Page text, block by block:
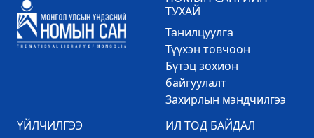
ТУХАЙ
Танилцуулга
Түүхэн товчоон
Бүтэц зохион
байгуулалт
Захирлын мэндчилгээ
ҮЙЛЧИЛГЭЭ
ИЛ ТОД БАЙДАЛ